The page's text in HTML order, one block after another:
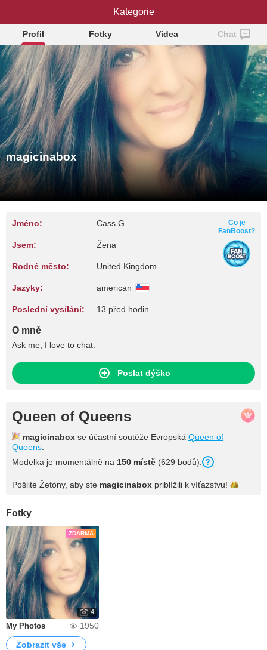
magicinabox
Profil Fotky Videa Chat
magicinabox
Jméno: Cass G
Jsem: Žena
Rodné město: United Kingdom
Jazyky: american
Poslední vysílání: 13 před hodin
Co je
FanBoost?
O mně
Ask me, I love to chat.
Poslat dýško
Queen of Queens
magicinabox se účastní soutěže Evropská Queen of
Queens
Modelka je momentálně na 150 místě (629 bodů).
Pošlite Žetóny, aby ste magicinabox priblížili k víťazstvu!
Fotky
ZDARMA
4
My Photos
1950
Zobrazit vše
Kategorie